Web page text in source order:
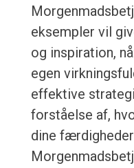
eksempler vil
og inspiration,
egen
effektive
forståelse af,
dine